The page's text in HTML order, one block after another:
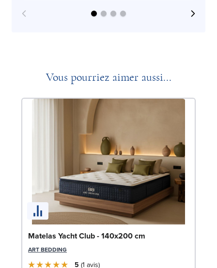
Vous pourriez aimer aussi...
Matelas Yacht Club - 140x200 cm
ART BEDDING
5 1 avis